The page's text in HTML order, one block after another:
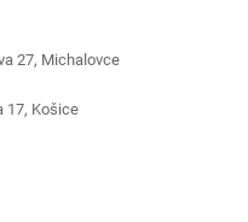
27, Michalovce
17, Košice